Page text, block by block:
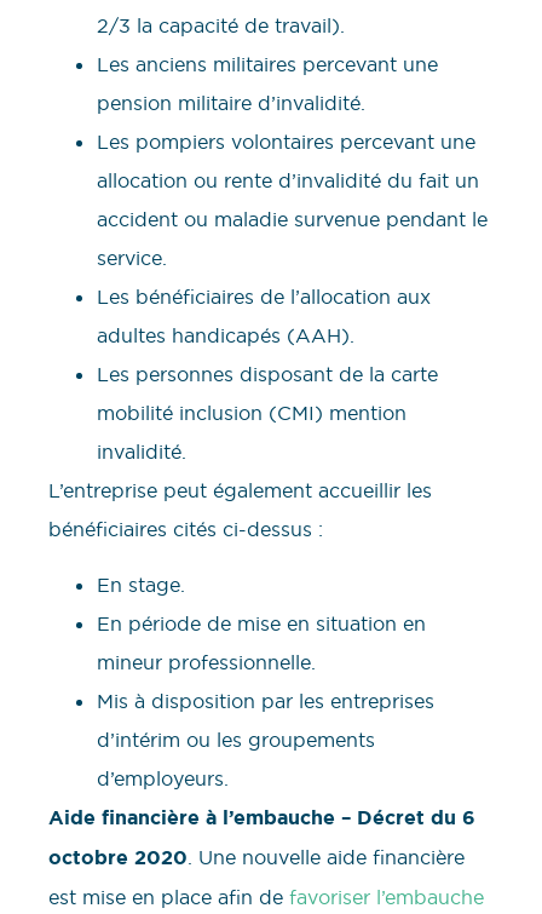
2/3 la capacité de travail).
Les anciens militaires percevant une
pension militaire d’invalidité.
Les pompiers volontaires percevant une
allocation ou rente d’invalidité du fait un
accident ou maladie survenue pendant le
service.
Les bénéficiaires de l’allocation aux
adultes handicapés (AAH).
Les personnes disposant de la carte
mobilité inclusion (CMI) mention
invalidité.
L’entreprise peut également accueillir les
bénéficiaires cités ci-dessus :
En stage.
En période de mise en situation en
mineur professionnelle.
Mis à disposition par les entreprises
d’intérim ou les groupements
d’employeurs.
Aide financière à l’embauche – Décret du 6
octobre 2020. Une nouvelle aide financière
est mise en place afin de favoriser l’embauche